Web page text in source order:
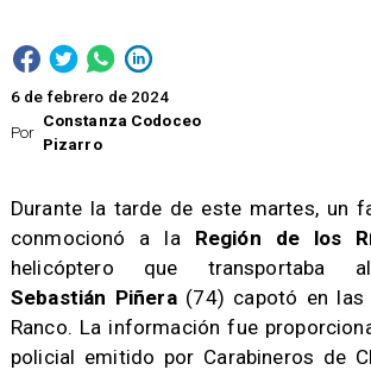
Por
Constanza Codoceo
Pizarro
6 de febrero de 2024
Durante la tarde de este martes, un
conmocionó a la Región de los
helicóptero que transportaba
Sebastián Piñera(74) capotó en las
Ranco. La información fue
policial emitido por Carabineros de